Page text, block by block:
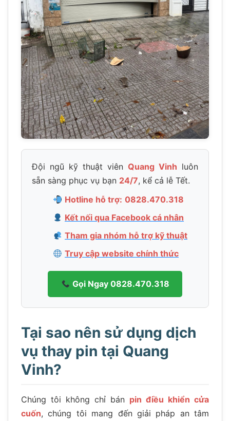
Đội ngũ kỹ thuật viên Quang Vinh luôn
sẵn sàng phục vụ bạn 24/7, kể cả lễ Tết.
Hotline hỗ trợ: 0828.470.318
Kết nối qua Facebook cá nhân
Tham gia nhóm hỗ trợ kỹ thuật
Truy cập website chính thức
Gọi Ngay 0828.470.318
Tại sao nên sử dụng dịch
vụ thay pin tại Quang
Vinh?
Chúng tôi không chỉ bán pin điều khiển cửa
cuốn, chúng tôi mang đến giải pháp an tâm